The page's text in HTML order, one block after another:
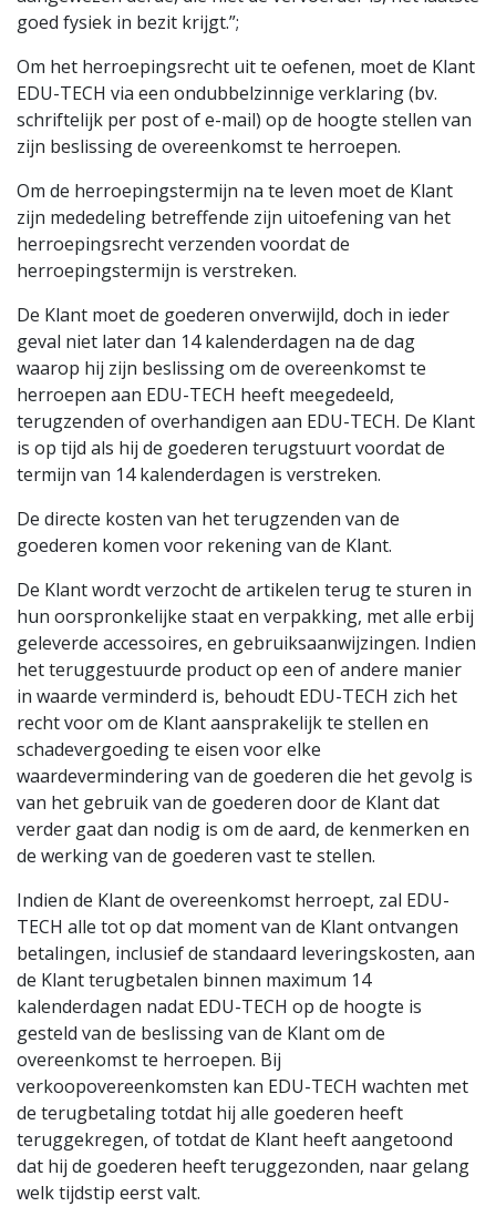
goed fysiek in bezit krijgt.”;
Om het herroepingsrecht uit te oefenen, moet de Klant
EDU-TECH via een ondubbelzinnige verklaring (bv.
schriftelijk per post of e-mail) op de hoogte stellen van
zijn beslissing de overeenkomst te herroepen.
Om de herroepingstermijn na te leven moet de Klant
zijn mededeling betreffende zijn uitoefening van het
herroepingsrecht verzenden voordat de
herroepingstermijn is verstreken.
De Klant moet de goederen onverwijld, doch in ieder
geval niet later dan 14 kalenderdagen na de dag
waarop hij zijn beslissing om de overeenkomst te
herroepen aan EDU-TECH heeft meegedeeld,
terugzenden of overhandigen aan EDU-TECH. De Klant
is op tijd als hij de goederen terugstuurt voordat de
termijn van 14 kalenderdagen is verstreken.
De directe kosten van het terugzenden van de
goederen komen voor rekening van de Klant.
De Klant wordt verzocht de artikelen terug te sturen in
hun oorspronkelijke staat en verpakking, met alle erbij
geleverde accessoires, en gebruiksaanwijzingen. Indien
het teruggestuurde product op een of andere manier
in waarde verminderd is, behoudt EDU-TECH zich het
recht voor om de Klant aansprakelijk te stellen en
schadevergoeding te eisen voor elke
waardevermindering van de goederen die het gevolg is
van het gebruik van de goederen door de Klant dat
verder gaat dan nodig is om de aard, de kenmerken en
de werking van de goederen vast te stellen.
Indien de Klant de overeenkomst herroept, zal EDU-
TECH alle tot op dat moment van de Klant ontvangen
betalingen, inclusief de standaard leveringskosten, aan
de Klant terugbetalen binnen maximum 14
kalenderdagen nadat EDU-TECH op de hoogte is
gesteld van de beslissing van de Klant om de
overeenkomst te herroepen. Bij
verkoopovereenkomsten kan EDU-TECH wachten met
de terugbetaling totdat hij alle goederen heeft
teruggekregen, of totdat de Klant heeft aangetoond
dat hij de goederen heeft teruggezonden, naar gelang
welk tijdstip eerst valt.